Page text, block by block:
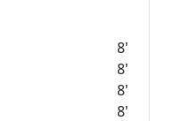
8'
8'
8'
8'